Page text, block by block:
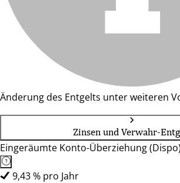
Änderung des Entgelts unter weiteren
Zinsen und Verwahr-
Eingeräumte Konto-Überziehung (Dispo)
9,43 % pro Jahr